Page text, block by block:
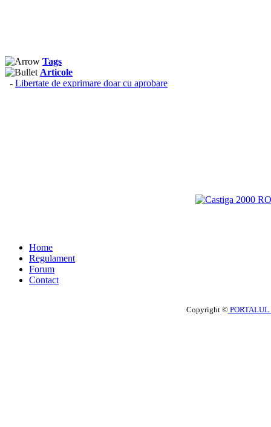
Tags
Articole
- Libertate de exprimare doar cu aprobare
Home
Regulament
Forum
Contact
Copyright ©PORTALUL